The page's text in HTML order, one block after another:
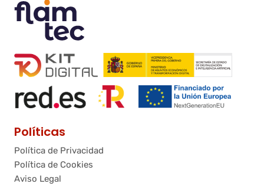
Políticas
Política de Privacidad
Política de Cookies
Aviso Legal